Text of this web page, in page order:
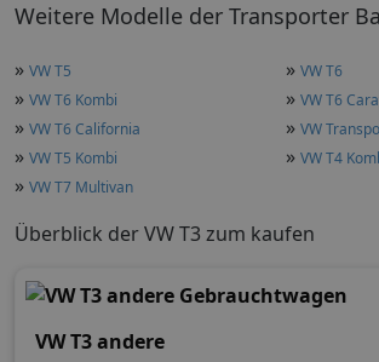
Weitere Modelle der Transporter
» VW T5 » VW T6
» VW T6 Kombi » VW T6
» VW T6 California » VW
» VW T5 Kombi » VW T4
» VW T7 Multivan
Überblick der VW T3 zum kaufen
VW T3 andere